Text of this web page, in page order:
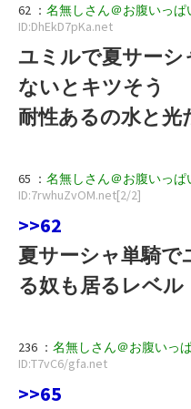
62 ： 名無しさん＠お腹いっぱ
ID:DhEkD7pKa.net
ユミルで夏サーシ
ないとキツそう
耐性あるの水と光
65 ： 名無しさん＠お腹いっぱ
ID:7rwhuZvOM.net[2/2]
>>62
夏サーシャ単騎で
る奴も居るレベル
236 ： 名無しさん＠お腹いっ
ID:T7vC6/gfa.net
>>65